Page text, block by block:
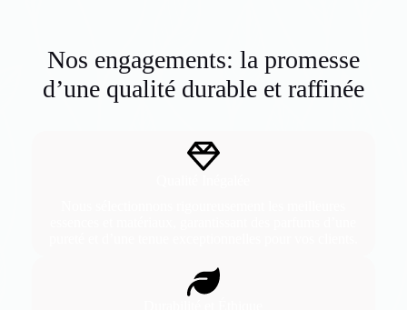
Nos engagements: la promesse
d’une qualité durable et raffinée